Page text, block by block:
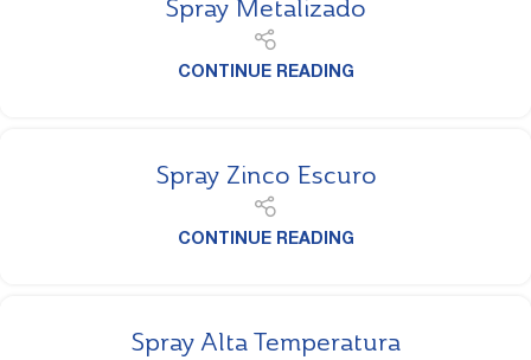
Spray Metalizado
CONTINUE READING
Spray Zinco Escuro
CONTINUE READING
Spray Alta Temperatura